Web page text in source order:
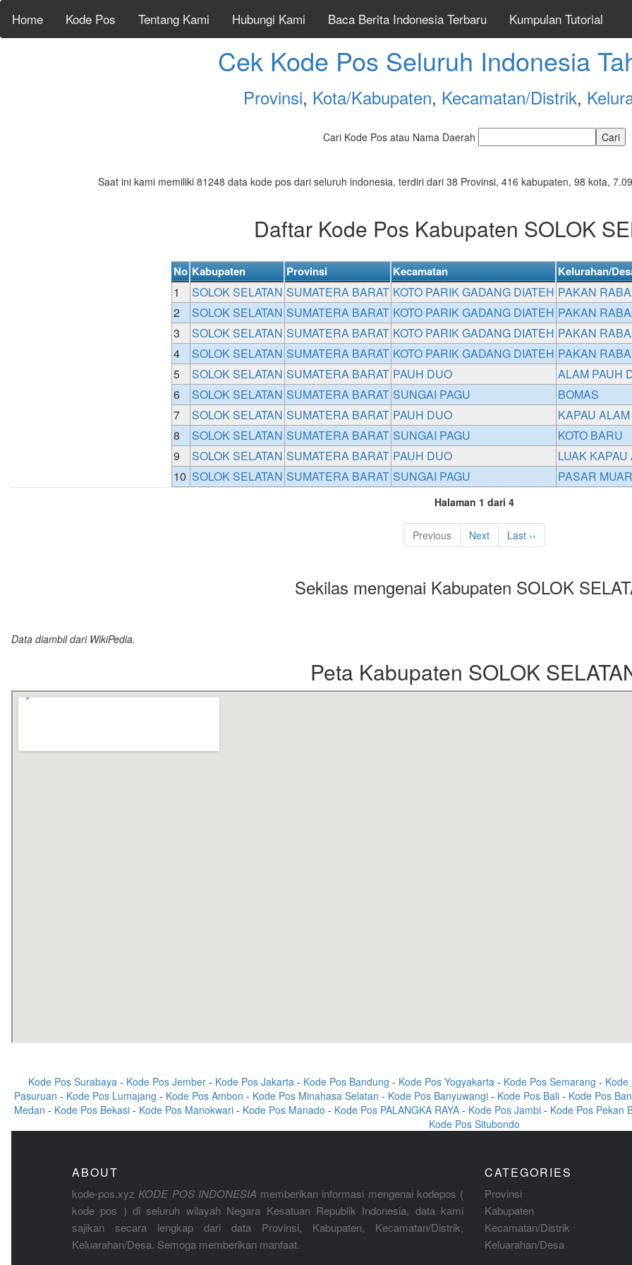
Home Kode Pos Tentang Kami Hubungi Kami Baca Berita Indonesia Terbaru Kumpulan Tutorial
Cek Kode Pos Seluruh Indonesia
Provinsi, Kota/Kabupaten, Kecamatan/Distrik,
Cari Kode Pos atau Nama Daerah
Saat ini kami memiliki 81248 data kode pos dari seluruh indonesia, terdiri dari 38 Provinsi, 416 kabupaten, 98 kota,
Daftar Kode Pos Kabupaten SOLOK
No Kabupaten Provinsi Kecamatan Kelurahan/
1 SOLOK SELATAN SUMATERA BARAT KOTO PARIK GADANG DIATEH PAKAN
2
SOLOK SELATAN SUMATERA BARAT KOTO PARIK GADANG DIATEH PAKAN
3
SOLOK SELATAN SUMATERA BARAT KOTO PARIK GADANG DIATEH PAKAN
4
SOLOK SELATAN SUMATERA BARAT KOTO PARIK GADANG DIATEH PAKAN
5
SOLOK SELATAN SUMATERA BARAT PAUH DUO
ALAM PAUH
6
SOLOK SELATAN SUMATERA BARAT SUNGAI PAGU
BOMAS
7
SOLOK SELATAN SUMATERA BARAT PAUH DUO
KAPAU
8
SOLOK SELATAN SUMATERA BARAT SUNGAI PAGU
KOTO BARU
9
SOLOK SELATAN SUMATERA BARAT PAUH DUO
LUAK
10 SOLOK SELATAN SUMATERA BARAT SUNGAI PAGU PASAR
Halaman 1 dari 4
Previous Next Last ››
Sekilas mengenai Kabupaten SOLOK
Data diambil dari WikiPedia.
Peta Kabupaten SOLOK
Kode Pos Surabaya - Kode Pos Jember - Kode Pos Jakarta - Kode Pos Bandung - Kode Pos Yogyakarta - Kode Pos Semarang - Kode
Pasuruan - Kode Pos Lumajang - Kode Pos Ambon - Kode Pos Minahasa Selatan - Kode Pos Banyuwangi- Kode Pos Bali- Kode Pos
Medan - Kode Pos Bekasi - Kode Pos Manokwari - Kode Pos Manado - Kode Pos PALANGKA RAYA - Kode Pos Jambi - Kode Pos Pekan
Kode Pos Situbondo
ABOUT
kode-pos.xyz KODE POS INDONESIA memberikan informasi mengenai kodepos (
kode pos ) di seluruh wilayah Negara Kesatuan Republik Indonesia, data kami
sajikan secara lengkap dari data Provinsi, Kabupaten, Kecamatan/Distrik,
Keluarahan/Desa. Semoga memberikan manfaat.
CATEGORIES
Provinsi
Kabupaten
Kecamatan/Distrik
Keluarahan/Desa